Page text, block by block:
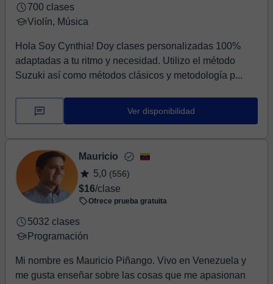
700 clases
Violín, Música
Hola Soy Cynthia! Doy clases personalizadas 100%
adaptadas a tu ritmo y necesidad. Utilizo el método
Suzuki así como métodos clásicos y metodología p...
Ver disponibilidad
Mauricio
5,0 (556)
$16/clase
Ofrece prueba gratuita
5032 clases
Programación
Mi nombre es Mauricio Piñango. Vivo en Venezuela y
me gusta enseñar sobre las cosas que me apasionan